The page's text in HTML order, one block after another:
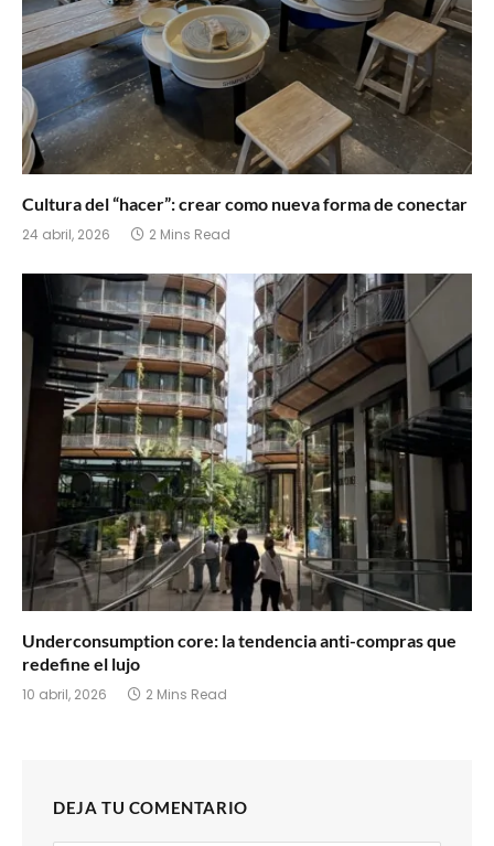
Cultura del “hacer”: crear como nueva forma de conectar
24 abril, 2026 2 Mins Read
Underconsumption core: la tendencia anti-compras que
redefine el lujo
10 abril, 2026 2 Mins Read
DEJA TU COMENTARIO